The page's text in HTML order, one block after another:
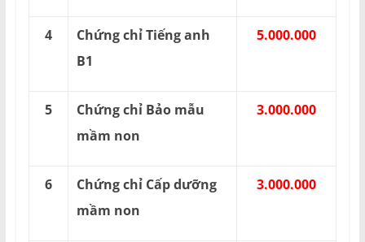
4
Chứng chỉ Tiếng anh
B1
5.000.000
5
Chứng chỉ Bảo mẫu
mầm non
3.000.000
6
Chứng chỉ Cấp dưỡng
mầm non
3.000.000